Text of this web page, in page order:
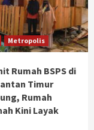
Metropolis
Rumah BSPS di
Timur
Rumah
Kini Layak